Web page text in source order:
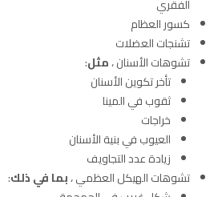
الفقري
كسور العظام
تشنجات العضلات
تشوهات الأسنان ،مثل:
تأخر تكوين الأسنان
ثقوب في المينا
خراجات
العيوب في بنية الأسنان
زيادة عدد التجاويف
تشوهات الهيكل العظمي ،بما في ذلك: